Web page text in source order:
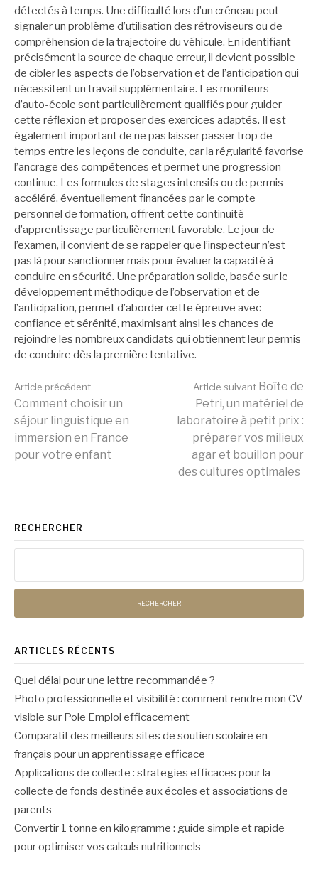
détectés à temps. Une difficulté lors d’un créneau peut
signaler un problème d’utilisation des rétroviseurs ou de
compréhension de la trajectoire du véhicule. En identifiant
précisément la source de chaque erreur, il devient possible
de cibler les aspects de l’observation et de l’anticipation qui
nécessitent un travail supplémentaire. Les moniteurs
d’auto-école sont particulièrement qualifiés pour guider
cette réflexion et proposer des exercices adaptés. Il est
également important de ne pas laisser passer trop de
temps entre les leçons de conduite, car la régularité favorise
l’ancrage des compétences et permet une progression
continue. Les formules de stages intensifs ou de permis
accéléré, éventuellement financées par le compte
personnel de formation, offrent cette continuité
d’apprentissage particulièrement favorable. Le jour de
l’examen, il convient de se rappeler que l’inspecteur n’est
pas là pour sanctionner mais pour évaluer la capacité à
conduire en sécurité. Une préparation solide, basée sur le
développement méthodique de l’observation et de
l’anticipation, permet d’aborder cette épreuve avec
confiance et sérénité, maximisant ainsi les chances de
rejoindre les nombreux candidats qui obtiennent leur permis
de conduire dès la première tentative.
Lire
la
Article précédent
Comment choisir un
séjour linguistique en
immersion en France
pour votre enfant
Article suivant Boîte de
Petri, un matériel de
laboratoire à petit prix :
préparer vos milieux
agar et bouillon pour
des cultures optimales
RECHERCHER
ARTICLES RÉCENTS
Quel délai pour une lettre recommandée ?
Photo professionnelle et visibilité : comment rendre mon CV
visible sur Pole Emploi efficacement
Comparatif des meilleurs sites de soutien scolaire en
français pour un apprentissage efficace
Applications de collecte : strategies efficaces pour la
collecte de fonds destinée aux écoles et associations de
parents
Convertir 1 tonne en kilogramme : guide simple et rapide
pour optimiser vos calculs nutritionnels